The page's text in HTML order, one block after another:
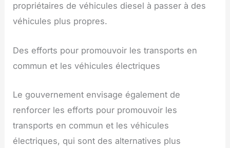
propriétaires de véhicules diesel à passer à des
véhicules plus propres.
Des efforts pour promouvoir les transports en
commun et les véhicules électriques
Le gouvernement envisage également de
renforcer les efforts pour promouvoir les
transports en commun et les véhicules
électriques, qui sont des alternatives plus